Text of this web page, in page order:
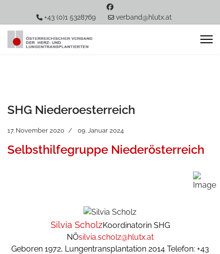
+43 (0)1 5328769 verband@hlutx.at
SHG Niederoesterreich
17. November 2020 09. Januar 2024
Selbsthilfegruppe Niederösterreich
Silvia ScholzKoordinatorin SHG
NÖsilvia.scholz@hlutx.at
Geboren 1972, Lungentransplantation 2014 Telefon: +43